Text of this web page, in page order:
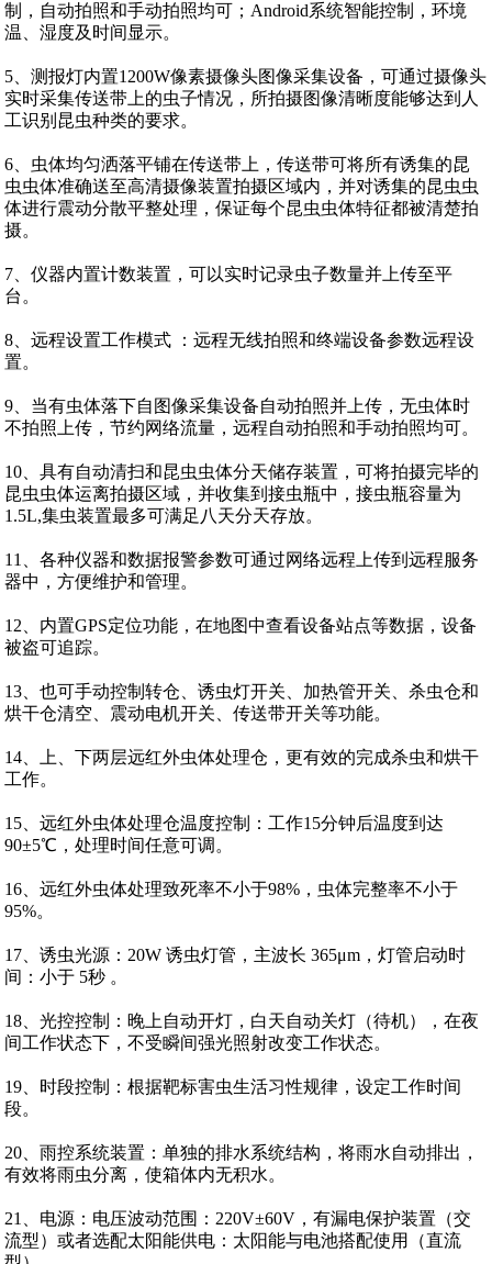
制，自动拍照和手动拍照均可；Android系统智能控制，环境
温、湿度及时间显示。
5、测报灯内置1200W像素摄像头图像采集设备，可通过摄像头
实时采集传送带上的虫子情况，所拍摄图像清晰度能够达到人
工识别昆虫种类的要求。
6、虫体均匀洒落平铺在传送带上，传送带可将所有诱集的昆
虫虫体准确送至高清摄像装置拍摄区域内，并对诱集的昆虫虫
体进行震动分散平整处理，保证每个昆虫虫体特征都被清楚拍
摄。
7、仪器内置计数装置，可以实时记录虫子数量并上传至平
台。
8、远程设置工作模式 ：远程无线拍照和终端设备参数远程设
置。
9、当有虫体落下自图像采集设备自动拍照并上传，无虫体时
不拍照上传，节约网络流量，远程自动拍照和手动拍照均可。
10、具有自动清扫和昆虫虫体分天储存装置，可将拍摄完毕的
昆虫虫体运离拍摄区域，并收集到接虫瓶中，接虫瓶容量为
1.5L,集虫装置最多可满足八天分天存放。
11、各种仪器和数据报警参数可通过网络远程上传到远程服务
器中，方便维护和管理。
12、内置GPS定位功能，在地图中查看设备站点等数据，设备
被盗可追踪。
13、也可手动控制转仓、诱虫灯开关、加热管开关、杀虫仓和
烘干仓清空、震动电机开关、传送带开关等功能。
14、上、下两层远红外虫体处理仓，更有效的完成杀虫和烘干
工作。
15、远红外虫体处理仓温度控制：工作15分钟后温度到达
90±5℃，处理时间任意可调。
16、远红外虫体处理致死率不小于98%，虫体完整率不小于
95%。
17、诱虫光源：20W 诱虫灯管，主波长 365μm，灯管启动时
间：小于 5秒 。
18、光控控制：晚上自动开灯，白天自动关灯（待机），在夜
间工作状态下，不受瞬间强光照射改变工作状态。
19、时段控制：根据靶标害虫生活习性规律，设定工作时间
段。
20、雨控系统装置：单独的排水系统结构，将雨水自动排出，
有效将雨虫分离，使箱体内无积水。
21、电源：电压波动范围：220V±60V，有漏电保护装置（交
流型）或者选配太阳能供电：太阳能与电池搭配使用（直流